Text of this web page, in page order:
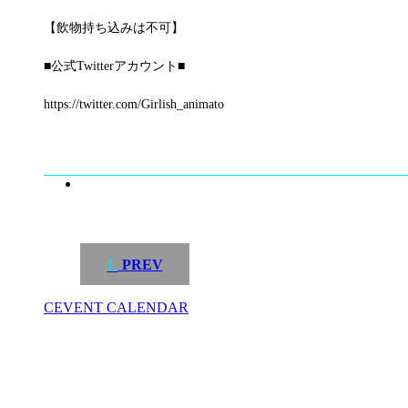
【飲物持ち込みは不可】
■公式Twitterアカウント■
https://twitter.com/Girlish_animato
L PREV
CEVENT CALENDAR